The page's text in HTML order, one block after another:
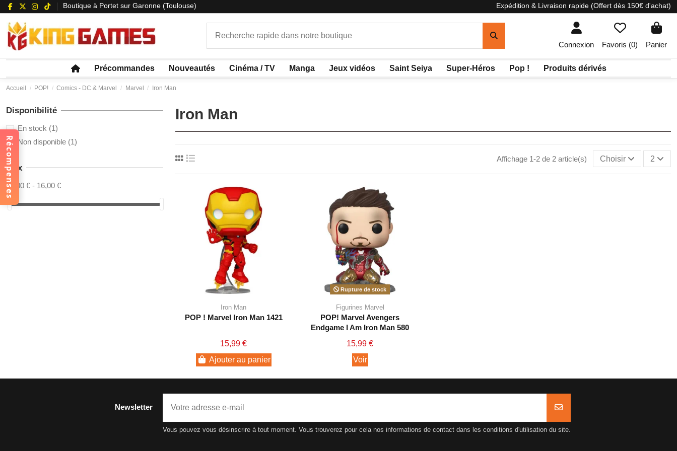
Boutique à Portet sur Garonne (Toulouse) Expédition & Livraison rapide (Offert dès 150€ d'achat)
Connexion Favoris (0) Panier
Précommandes Nouveautés Cinéma / TV Manga Jeux vidéos Saint Seiya Super-Héros Pop ! Produits dérivés
Accueil POP! Comics - DC & Marvel Marvel Iron Man
Iron Man
Affichage 1-2 de 2 article(s) Choisir 2
Iron Man
POP ! Marvel Iron Man 1421
15,99 €
Ajouter au panier
Rupture de stock
Figurines Marvel
POP! Marvel Avengers
Endgame I Am Iron Man 580
15,99 €
Voir
Disponibilité
En stock (1)
Non disponible (1)
Prix
15,00 € - 16,00 €
Newsletter
Vous pouvez vous désinscrire à tout moment. Vous trouverez pour cela nos informations de contact dans les conditions d'utilisation du site.
Récompenses